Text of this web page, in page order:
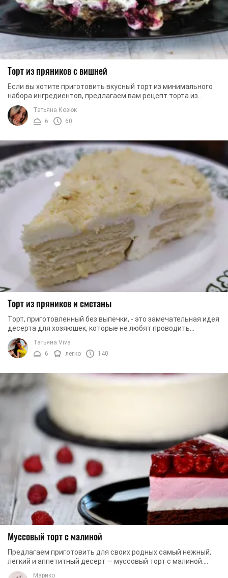
Торт из пряников с вишней
Если вы хотите приготовить вкусный торт из минимального
набора ингредиентов, предлагаем вам рецепт торта из
пряников с вишней. Приготовление этого ...
Татьяна Козюк
6
60
Торт из пряников и сметаны
Торт, приготовленный без выпечки, - это замечательная идея
десерта для хозяюшек, которые не любят проводить
значительное количество времени на кухне. ...
Татьяна Viva
6
легко 140
Муссовый торт с малиной
Предлагаем приготовить для своих родных самый нежный,
легкий и аппетитный десерт — муссовый торт с малиной.
Данный десерт станет вашим самым любимым ...
Марико